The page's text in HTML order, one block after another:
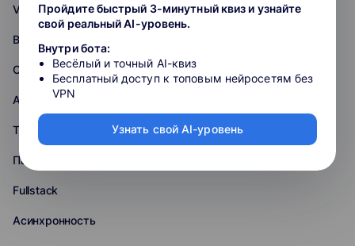
Vue.js
Backend
Oracle
Алгоритмы и структуры данных
Тестирование
Парсинг
Fullstack
Асинхронность
Пройдите быстрый 3-минутный квиз и узнайте
свой реальный AI-уровень.
Внутри бота:
Весёлый и точный AI-квиз
Бесплатный доступ к топовым нейросетям без
VPN
Узнать свой AI-уровень